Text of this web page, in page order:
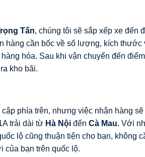
Tấn, chúng tôi sẽ sắp xếp xe đến
hàng cần bốc về số lượng, kích
hóa. Sau khi vận chuyển đến
kho bãi.
phía trên, nhưng việc nhận hàng
trải dài từ Hà Nội đến Cà Mau. Với
lộ cũng thuận tiện cho bạn, không
của bạn trên quốc lộ.